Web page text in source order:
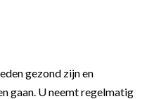
gezond zijn en
gaan. U neemt regelmatig